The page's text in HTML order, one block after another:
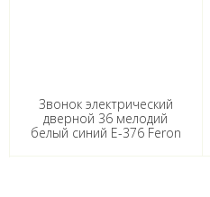
Звонок электрический
дверной 36 мелодий
белый синий E-376 Feron